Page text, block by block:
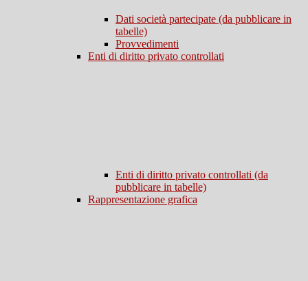
Dati società partecipate (da pubblicare in
tabelle)
Provvedimenti
Enti di diritto privato controllati
Enti di diritto privato controllati (da
pubblicare in tabelle)
Rappresentazione grafica